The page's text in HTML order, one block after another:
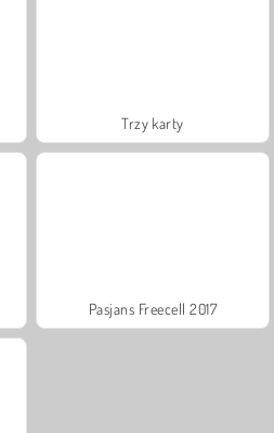
Trzy karty
Pasjans Freecell 2017